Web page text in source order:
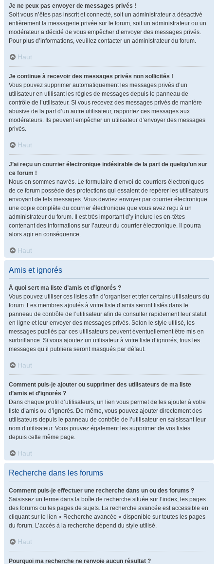
Je ne peux pas envoyer de messages privés !
Soit vous n’êtes pas inscrit et connecté, soit un administrateur a désactivé
entièrement la messagerie privée sur le forum, soit un administrateur ou un
modérateur a décidé de vous empêcher d’envoyer des messages privés.
Pour plus d’informations, veuillez contacter un administrateur du forum.
Haut
Je continue à recevoir des messages privés non sollicités !
Vous pouvez supprimer automatiquement les messages privés d’un
utilisateur en utilisant les règles de messages depuis le panneau de
contrôle de l’utilisateur. Si vous recevez des messages privés de manière
abusive de la part d’un autre utilisateur, rapportez ces messages aux
modérateurs. Ils peuvent empêcher un utilisateur d’envoyer des messages
privés.
Haut
J’ai reçu un courrier électronique indésirable de la part de quelqu’un sur
ce forum !
Nous en sommes navrés. Le formulaire d’envoi de courriers électroniques
de ce forum possède des protections qui essaient de repérer les utilisateurs
envoyant de tels messages. Vous devriez envoyer par courrier électronique
une copie complète du courrier électronique que vous avez reçu à un
administrateur du forum. Il est très important d’y inclure les en-têtes
contenant des informations sur l’auteur du courrier électronique. Il pourra
alors agir en conséquence.
Haut
Amis et ignorés
À quoi sert ma liste d’amis et d’ignorés ?
Vous pouvez utiliser ces listes afin d’organiser et trier certains utilisateurs du
forum. Les membres ajoutés à votre liste d’amis seront listés dans le
panneau de contrôle de l’utilisateur afin de consulter rapidement leur statut
en ligne et leur envoyer des messages privés. Selon le style utilisé, les
messages publiés par ces utilisateurs peuvent éventuellement être mis en
surbrillance. Si vous ajoutez un utilisateur à votre liste d’ignorés, tous les
messages qu’il publiera seront masqués par défaut.
Haut
Comment puis-je ajouter ou supprimer des utilisateurs de ma liste
d’amis et d’ignorés ?
Dans chaque profil d’utilisateurs, un lien vous permet de les ajouter à votre
liste d’amis ou d’ignorés. De même, vous pouvez ajouter directement des
utilisateurs depuis le panneau de contrôle de l’utilisateur en saisissant leur
nom d’utilisateur. Vous pouvez également les supprimer de vos listes
depuis cette même page.
Haut
Recherche dans les forums
Comment puis-je effectuer une recherche dans un ou des forums ?
Saisissez un terme dans la boîte de recherche située sur l’index, les pages
des forums ou les pages de sujets. La recherche avancée est accessible en
cliquant sur le lien « Recherche avancée » disponible sur toutes les pages
du forum. L’accès à la recherche dépend du style utilisé.
Haut
Pourquoi ma recherche ne renvoie aucun résultat ?